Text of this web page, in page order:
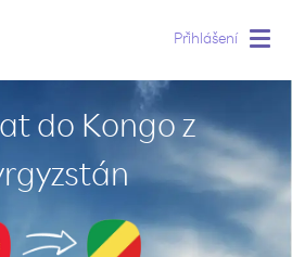
Přihlášení
do Kongo z